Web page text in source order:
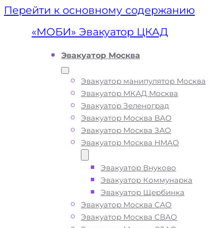
Перейти к основному содержанию
«МОБИ» Эвакуатор ЦКАД
Эвакуатор Москва
Эвакуатор манипулятор Москва
Эвакуатор МКАД Москва
Эвакуатор Зеленоград
Эвакуатор Москва ВАО
Эвакуатор Москва ЗАО
Эвакуатор Москва НМАО
Эвакуатор Внуково
Эвакуатор Коммунарка
Эвакуатор Щербинка
Эвакуатор Москва САО
Эвакуатор Москва СВАО
Эвакуатор ЦКАД
Вызвать эвакуатор на